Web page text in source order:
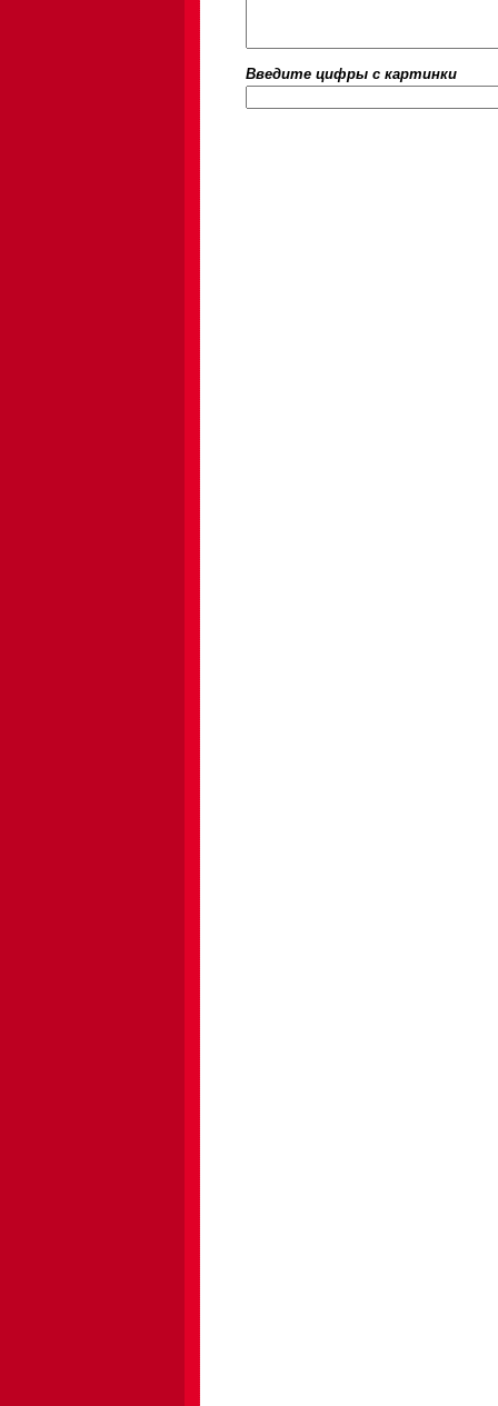
Введите цифры c картинки